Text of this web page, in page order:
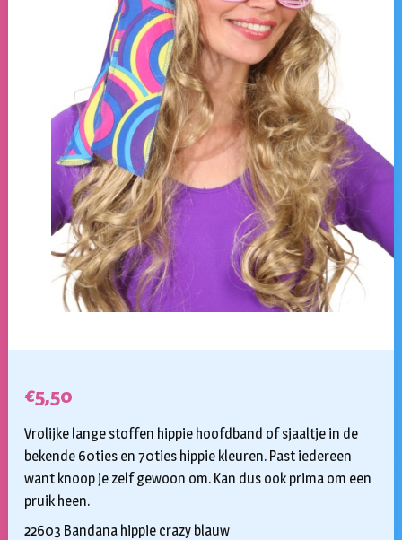
€5,50
Vrolijke lange stoffen hippie hoofdband of sjaaltje in de
bekende 60ties en 70ties hippie kleuren. Past iedereen
want knoop je zelf gewoon om. Kan dus ook prima om een
pruik heen.
22603 Bandana hippie crazy blauw